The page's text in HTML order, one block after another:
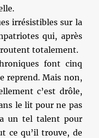
irrésistibles sur la
qui, après
totalement.
font cinq
reprend. Mais non,
c’est drôle,
le lit pour ne pas
un tel talent pour
ce qu’il trouve, de